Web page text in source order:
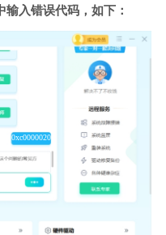
入错误代码，如下：
0xc0000020